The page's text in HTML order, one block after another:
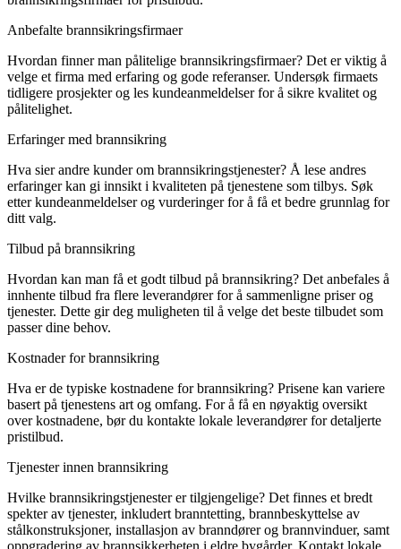
Anbefalte brannsikringsfirmaer
Hvordan finner man pålitelige brannsikringsfirmaer? Det er viktig å
velge et firma med erfaring og gode referanser. Undersøk firmaets
tidligere prosjekter og les kundeanmeldelser for å sikre kvalitet og
pålitelighet.
Erfaringer med brannsikring
Hva sier andre kunder om brannsikringstjenester? Å lese andres
erfaringer kan gi innsikt i kvaliteten på tjenestene som tilbys. Søk
etter kundeanmeldelser og vurderinger for å få et bedre grunnlag for
ditt valg.
Tilbud på brannsikring
Hvordan kan man få et godt tilbud på brannsikring? Det anbefales å
innhente tilbud fra flere leverandører for å sammenligne priser og
tjenester. Dette gir deg muligheten til å velge det beste tilbudet som
passer dine behov.
Kostnader for brannsikring
Hva er de typiske kostnadene for brannsikring? Prisene kan variere
basert på tjenestens art og omfang. For å få en nøyaktig oversikt
over kostnadene, bør du kontakte lokale leverandører for detaljerte
pristilbud.
Tjenester innen brannsikring
Hvilke brannsikringstjenester er tilgjengelige? Det finnes et bredt
spekter av tjenester, inkludert branntetting, brannbeskyttelse av
stålkonstruksjoner, installasjon av branndører og brannvinduer, samt
oppgradering av brannsikkerheten i eldre bygårder. Kontakt lokale